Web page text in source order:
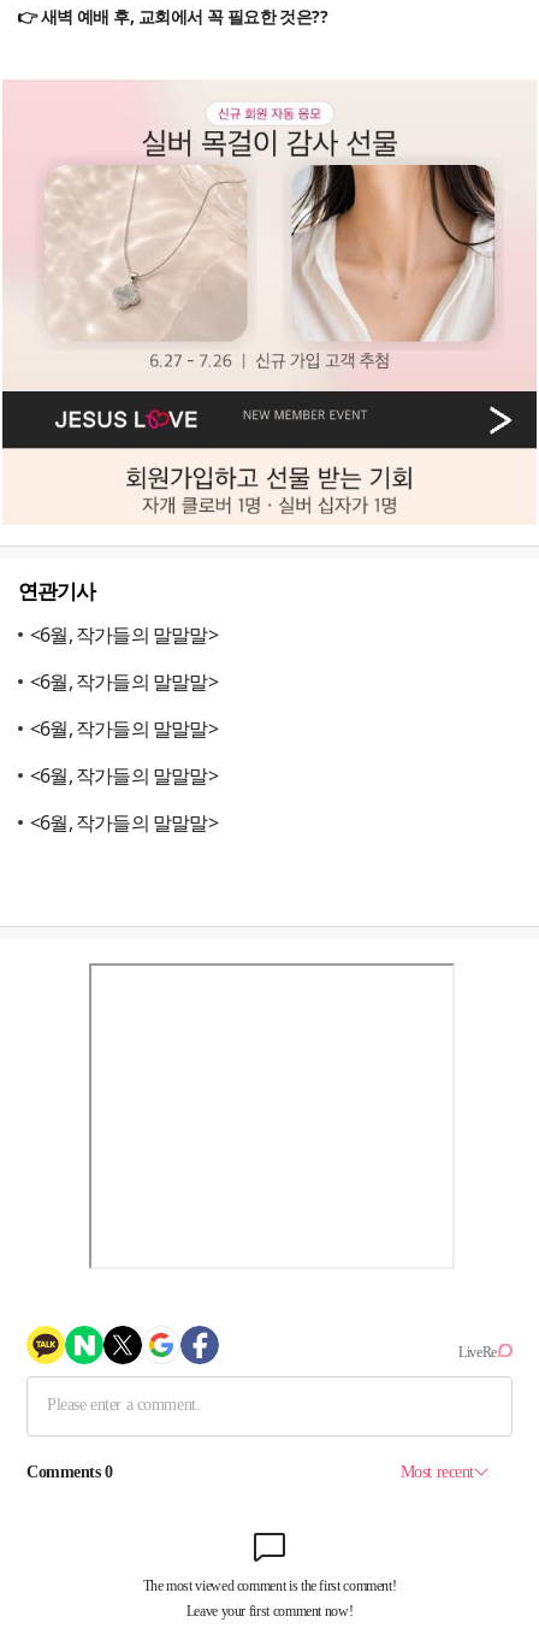
👉 새벽 예배 후, 교회에서 꼭 필요한 것은??
연관기사
<6월, 작가들의 말말말>
<6월, 작가들의 말말말>
<6월, 작가들의 말말말>
<6월, 작가들의 말말말>
<6월, 작가들의 말말말>